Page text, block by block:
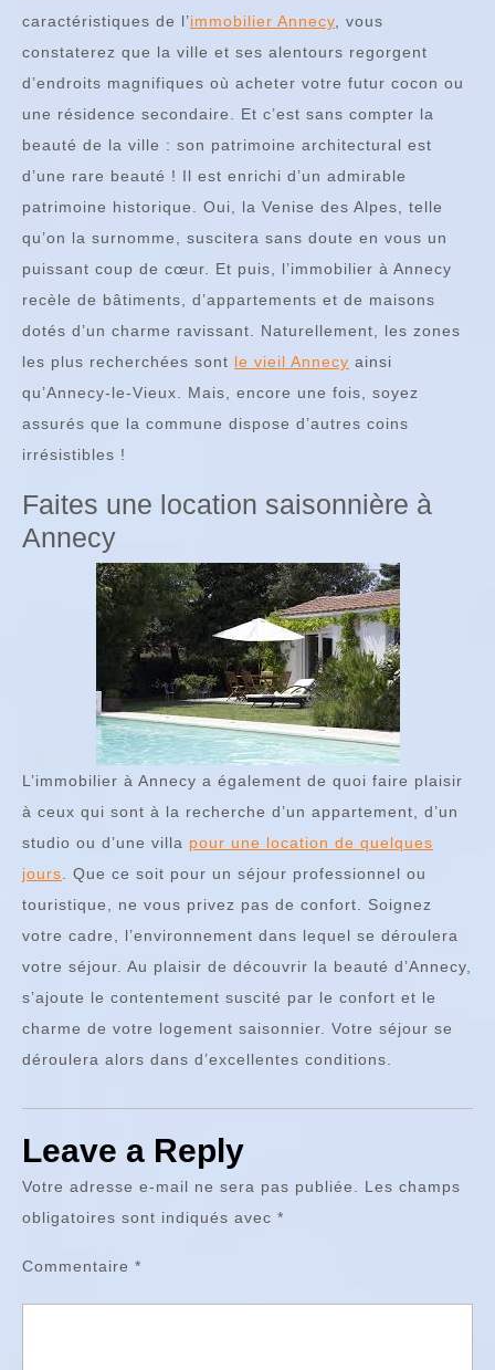
caractéristiques de l’immobilier Annecy , vous
constaterez que la ville et ses alentours regorgent
d’endroits magnifiques où acheter votre futur cocon ou
une résidence secondaire. Et c’est sans compter la
beauté de la ville : son patrimoine architectural est
d’une rare beauté ! Il est enrichi d’un admirable
patrimoine historique. Oui, la Venise des Alpes, telle
qu’on la surnomme, suscitera sans doute en vous un
puissant coup de cœur. Et puis, l’immobilier à Annecy
recèle de bâtiments, d’appartements et de maisons
dotés d’un charme ravissant. Naturellement, les zones
les plus recherchées sont le vieil Annecy ainsi
qu’Annecy-le-Vieux. Mais, encore une fois, soyez
assurés que la commune dispose d’autres coins
irrésistibles !
Faites une location saisonnière à
Annecy
L’immobilier à Annecy a également de quoi faire plaisir
à ceux qui sont à la recherche d’un appartement, d’un
studio ou d’une villa pour une location de quelques
jours . Que ce soit pour un séjour professionnel ou
touristique, ne vous privez pas de confort. Soignez
votre cadre, l’environnement dans lequel se déroulera
votre séjour. Au plaisir de découvrir la beauté d’Annecy,
s’ajoute le contentement suscité par le confort et le
charme de votre logement saisonnier. Votre séjour se
déroulera alors dans d’excellentes conditions.
Leave a Reply
Votre adresse e-mail ne sera pas publiée.
Les champs
obligatoires sont indiqués avec *
Commentaire *